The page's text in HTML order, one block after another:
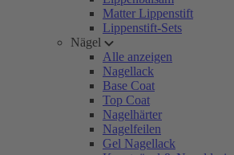
Matter Lippenstift
Lippenstift-Sets
Nägel
Alle anzeigen
Nagellack
Base Coat
Top Coat
Nagelhärter
Nagelfeilen
Gel Nagellack